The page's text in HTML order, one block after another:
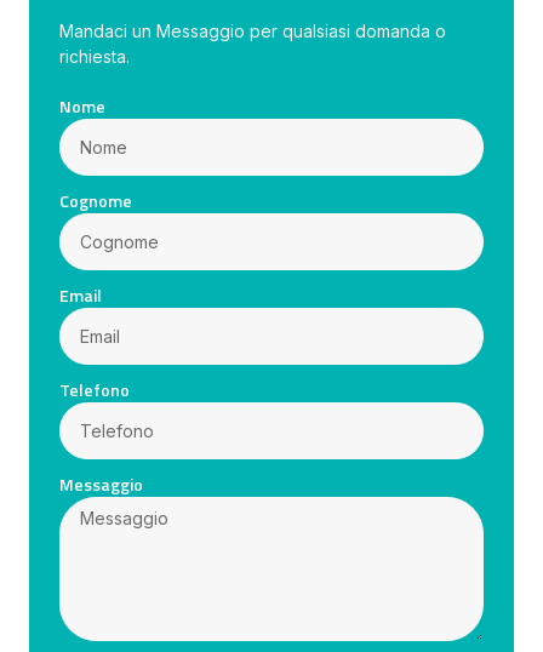
Mandaci un Messaggio per qualsiasi domanda o
richiesta.
Nome
Cognome
Email
Telefono
Messaggio